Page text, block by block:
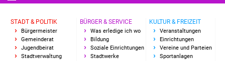
STADT & POLITIK
Bürgermeister
Gemeinderat
Jugendbeirat
Stadtverwaltung
BÜRGER & SERVICE
Was erledige ich wo
Bildung
Soziale Einrichtungen
Stadtwerke
KULTUR & FREIZEIT
Veranstaltungen
Einrichtungen
Vereine und Parteien
Sportanlagen